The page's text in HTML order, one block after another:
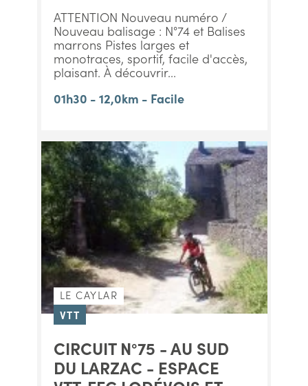
ATTENTION Nouveau numéro /
Nouveau balisage : N°74 et Balises
marrons Pistes larges et
monotraces, sportif, facile d'accès,
plaisant. À découvrir...
01h30 - 12,0km - Facile
LE CAYLAR
VTT
CIRCUIT N°75 - AU SUD
DU LARZAC - ESPACE